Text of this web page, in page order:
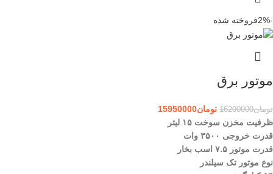
-2% فروخته شده
موتور برق
تومان16200000 تومان15950000
ظرفیت مخزن سوخت ۱۵ لیتر
قدرت خروجی ۳۵۰۰ وات
قدرت موتور ۷.۵ اسب بخار
نوع موتور تک سیلندر